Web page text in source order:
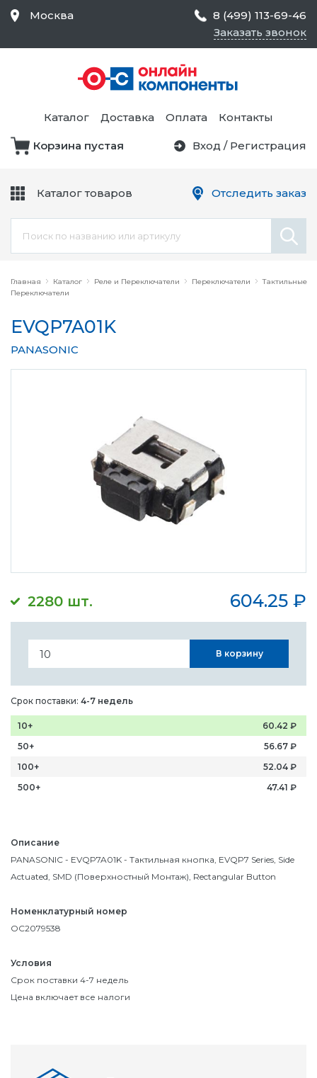
Главная Каталог Реле и Переключатели Переключатели
Тактильные
Переключатели
EVQP7A01K
PANASONIC
2280 шт. 604.25 ₽
Описание
PANASONIC - EVQP7A01K - Тактильная кнопка, EVQP7 Series, Side
Actuated, SMD (Поверхностный Монтаж), Rectangular Button
Номенклатурный номер
OC2079538
Условия
Срок поставки 4-7 недель
Цена включает все налоги
В корзину
Срок поставки: 4-7 недель
10+ 60.42 ₽
50+
56.67 ₽
100+
52.04 ₽
500+
47.41 ₽
Москва
8 (499) 113-69-46
Заказать звонок
Каталог Доставка Оплата Контакты
Корзина пустая Вход / Регистрация
Каталог товаров
Средства Контроля
Статического
Электричества и
Безопасности,
Товары для Чистых
Цепи
Оборудование
Отследить заказ